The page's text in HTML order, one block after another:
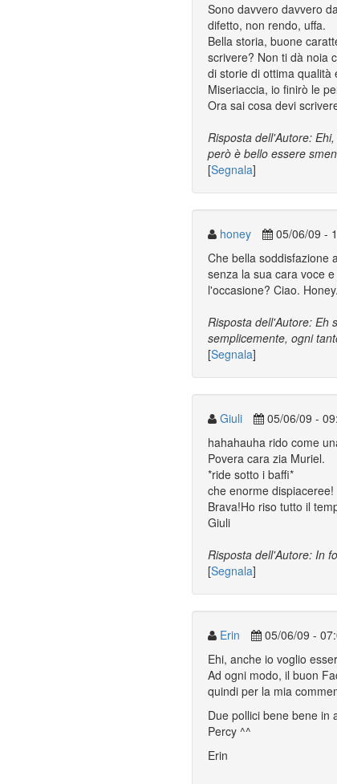
Sono davvero davvero
difetto, non rendo, uffa.
Bella storia, buone
scrivere? Non ti dà noia
di storie di ottima qualità
Miseriaccia, io finirò le
Ora sai cosa devi
Risposta dell'Autore:
però è bello essere
[Segnala]
honey 05/06/09 -
Che bella soddisfazione
senza la sua cara voce
l'occasione? Ciao. Honey.
Risposta dell'Autore: Eh
semplicemente, ogni
[Segnala]
Giuli 05/06/09 -
hahahauha rido come
Povera cara zia Muriel.
*ride sotto i baffi*
che enorme dispiaceree!
Brava!Ho riso tutto il
Giuli
Risposta dell'Autore: In
[Segnala]
Erin 05/06/09 -
Ehi, anche io voglio
Ad ogni modo, il buon
quindi per la mia
Due pollici bene bene in
Percy ^^
Erin